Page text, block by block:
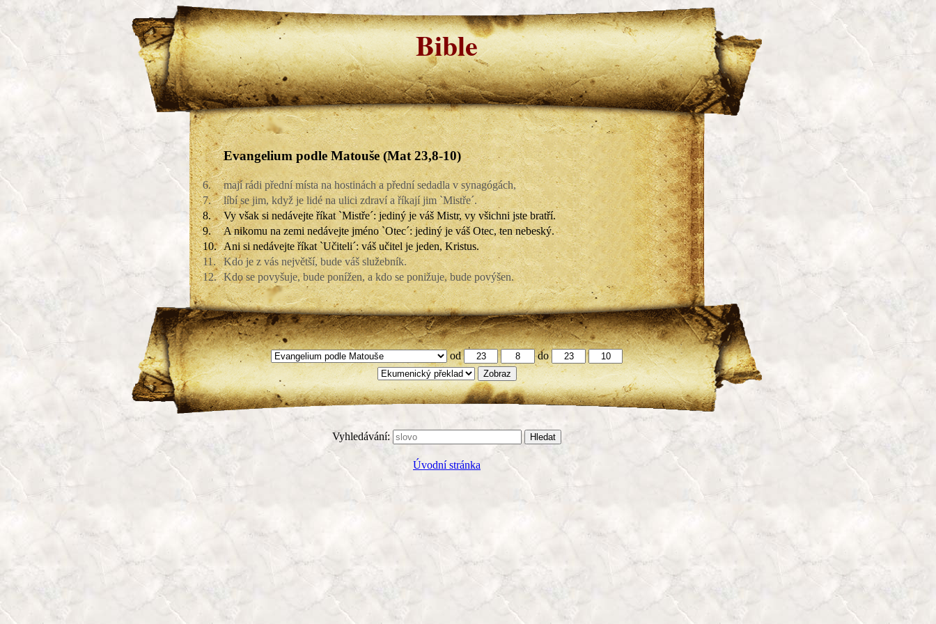
Bible
Evangelium podle Matouše (Mat 23,8-10)
6.
mají rádi přední místa na hostinách a přední sedadla v synagógách,
7.
líbí se jim, když je lidé na ulici zdraví a říkají jim `Mistře´.
8.
Vy však si nedávejte říkat `Mistře´: jediný je váš Mistr, vy všichni jste bratří.
9.
A nikomu na zemi nedávejte jméno `Otec´: jediný je váš Otec, ten nebeský.
10. Ani si nedávejte říkat `Učiteli´: váš učitel je jeden, Kristus.
11.
Kdo je z vás největší, bude váš služebník.
12. Kdo se povyšuje, bude ponížen, a kdo se ponižuje, bude povýšen.
od do
Vyhledávání:
Úvodní stránka